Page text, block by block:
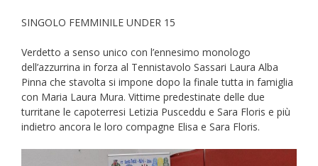
SINGOLO FEMMINILE UNDER 15
Verdetto a senso unico con l’ennesimo monologo
dell’azzurrina in forza al Tennistavolo Sassari Laura Alba
Pinna che stavolta si impone dopo la finale tutta in famiglia
con Maria Laura Mura. Vittime predestinate delle due
turritane le capoterresi Letizia Pusceddu e Sara Floris e più
indietro ancora le loro compagne Elisa e Sara Floris.